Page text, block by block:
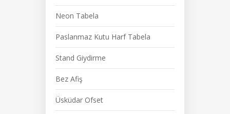
Neon Tabela
Paslanmaz Kutu Harf Tabela
Stand Giydirme
Bez Afiş
Üsküdar Ofset